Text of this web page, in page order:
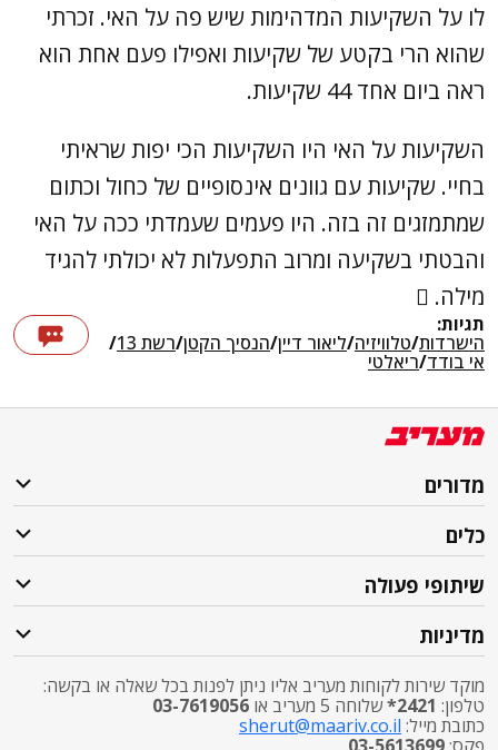
לו על השקיעות המדהימות שיש פה על האי. זכרתי
שהוא הרי בקטע של שקיעות ואפילו פעם אחת הוא
ראה ביום אחד 44 שקיעות.
השקיעות על האי היו השקיעות הכי יפות שראיתי
בחיי. שקיעות עם גוונים אינסופיים של כחול וכתום
שמתמזגים זה בזה. היו פעמים שעמדתי ככה על האי
והבטתי בשקיעה ומרוב התפעלות לא יכולתי להגיד
מילה. 
תגיות:
הישרדות/טלוויזיה/ליאור דיין/הנסיך הקטן/רשת 13 /
אי בודד/ריאלטי
מדורים
כלים
שיתופי פעולה
מדיניות
מוקד שירות לקוחות מעריב אליו ניתן לפנות בכל שאלה או בקשה:
טלפון: 2421* שלוחה 5 מעריב או
03-7619056
כתובת מייל: sherut@maariv.co.il